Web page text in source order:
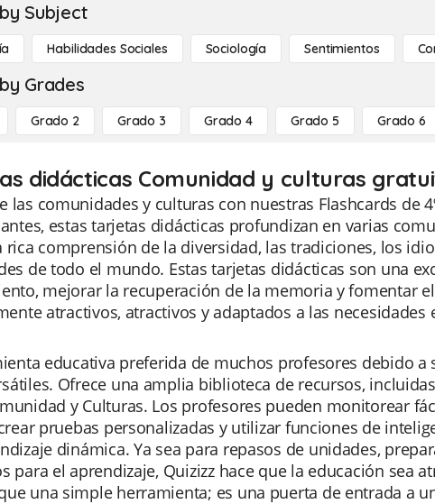
Subject
Habilidades Sociales Sociología Sentimientos
Grades
Grado 2 Grado 3 Grado 4 Grado 5 Grado 6
didácticas Comunidad y culturas
las comunidades y culturas con nuestras Flashcards de
estas tarjetas didácticas profundizan en varias
rica comprensión de la diversidad, las tradiciones, los
de todo el mundo. Estas tarjetas didácticas son una
mejorar la recuperación de la memoria y fomentar
atractivos, atractivos y adaptados a las
educativa preferida de muchos profesores debido a
Ofrece una amplia biblioteca de recursos,
y Culturas. Los profesores pueden monitorear
pruebas personalizadas y utilizar funciones de
dinámica. Ya sea para repasos de unidades,
para el aprendizaje, Quizizz hace que la educación sea
una simple herramienta; es una puerta de entrada a